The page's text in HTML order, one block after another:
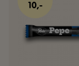
10,-